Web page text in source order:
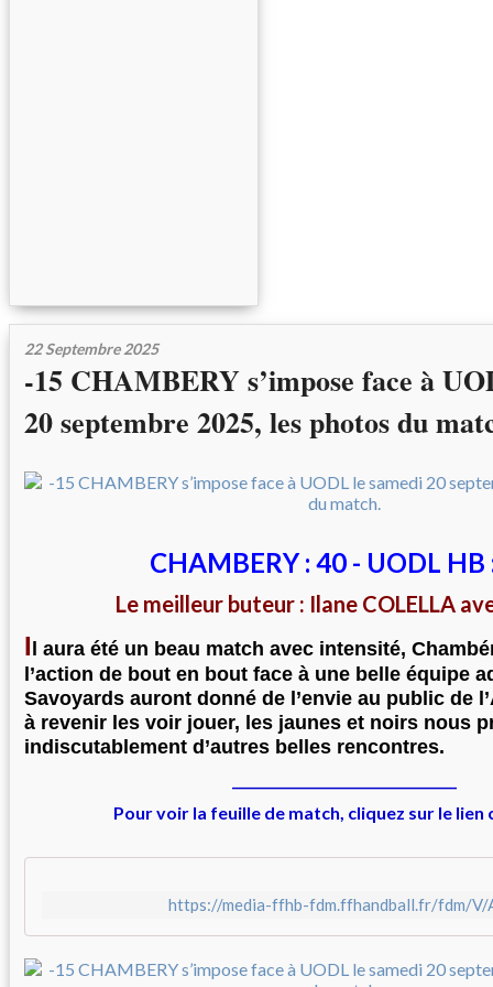
22 Septembre 2025
-15 CHAMBERY s’impose face à
20 septembre 2025, les photos du
CHAMBERY : 40 - UODL
Le meilleur buteur : Ilane COLELLA
I l aura été un beau match avec intensité,
l’action de bout en bout face à une belle équipe
Savoyards auront donné de l’envie au public de
à revenir les voir jouer, les jaunes et noirs nous
indiscutablement d’autres belles rencontres.
Pour voir la feuille de match, cliquez sur le lien
https://media-ffhb-fdm.ffhandball.fr/fdm/V/